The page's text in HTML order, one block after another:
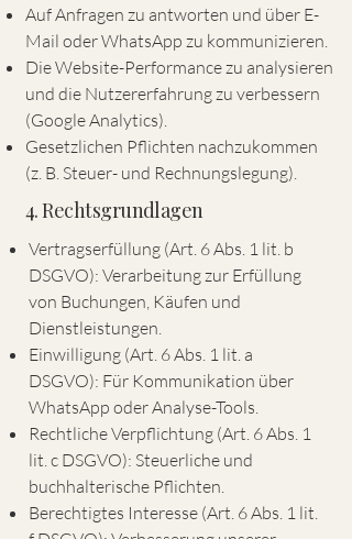
Auf Anfragen zu antworten und über E-
Mail oder WhatsApp zu kommunizieren.
Die Website-Performance zu analysieren
und die Nutzererfahrung zu verbessern
(Google Analytics).
Gesetzlichen Pflichten nachzukommen
(z. B. Steuer- und Rechnungslegung).
4. Rechtsgrundlagen
Vertragserfüllung (Art. 6 Abs. 1 lit. b
DSGVO): Verarbeitung zur Erfüllung
von Buchungen, Käufen und
Dienstleistungen.
Einwilligung (Art. 6 Abs. 1 lit. a
DSGVO): Für Kommunikation über
WhatsApp oder Analyse-Tools.
Rechtliche Verpflichtung (Art. 6 Abs. 1
lit. c DSGVO): Steuerliche und
buchhalterische Pflichten.
Berechtigtes Interesse (Art. 6 Abs. 1 lit.